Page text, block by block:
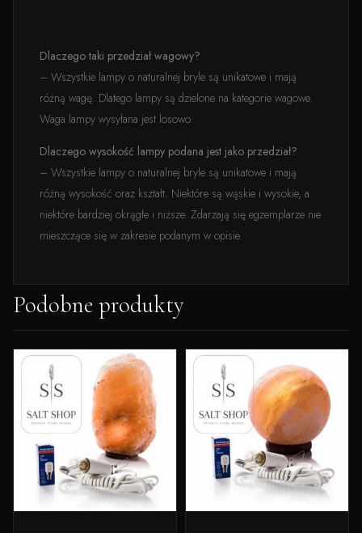
Dlaczego taki przedział wagowy?
– Wszystkie lampy o naturalnej bryle są unikatowe i mają
różną wagę. Dlatego lampy są dzielone na kategorie wagowe.
Waga lampy wysyłana jest losowo.
Dlaczego wysokość lampy podana jest jako przedział?
– Wszystkie lampy o naturalnej bryle są unikatowe i mają
różną wysokość oraz kształt. Niektóre są wąskie i wysokie, a
niektóre bardziej okrągłe i niższe. Zdarzają się egzemplarze nie
mieszczące się w zakresie podanym w opisie.
Podobne produkty